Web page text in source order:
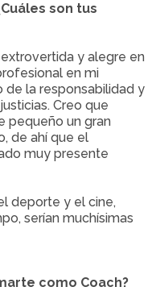
son tus
y alegre en
en mi
de la responsabilidad y
Creo que
pequeño un gran
de ahí que el
muy presente
deporte y el cine,
serían muchísimas
como Coach?